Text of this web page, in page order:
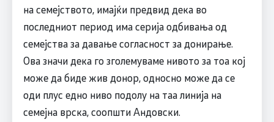
на семејството, имајќи предвид дека во
последниот период има серија одбивања од
семејства за давање согласност за донирање.
Ова значи дека го зголемуваме нивото за тоа кој
може да биде жив донор, односно може да се
оди плус едно ниво подолу на таа линија на
семејна врска, соопшти Андовски.